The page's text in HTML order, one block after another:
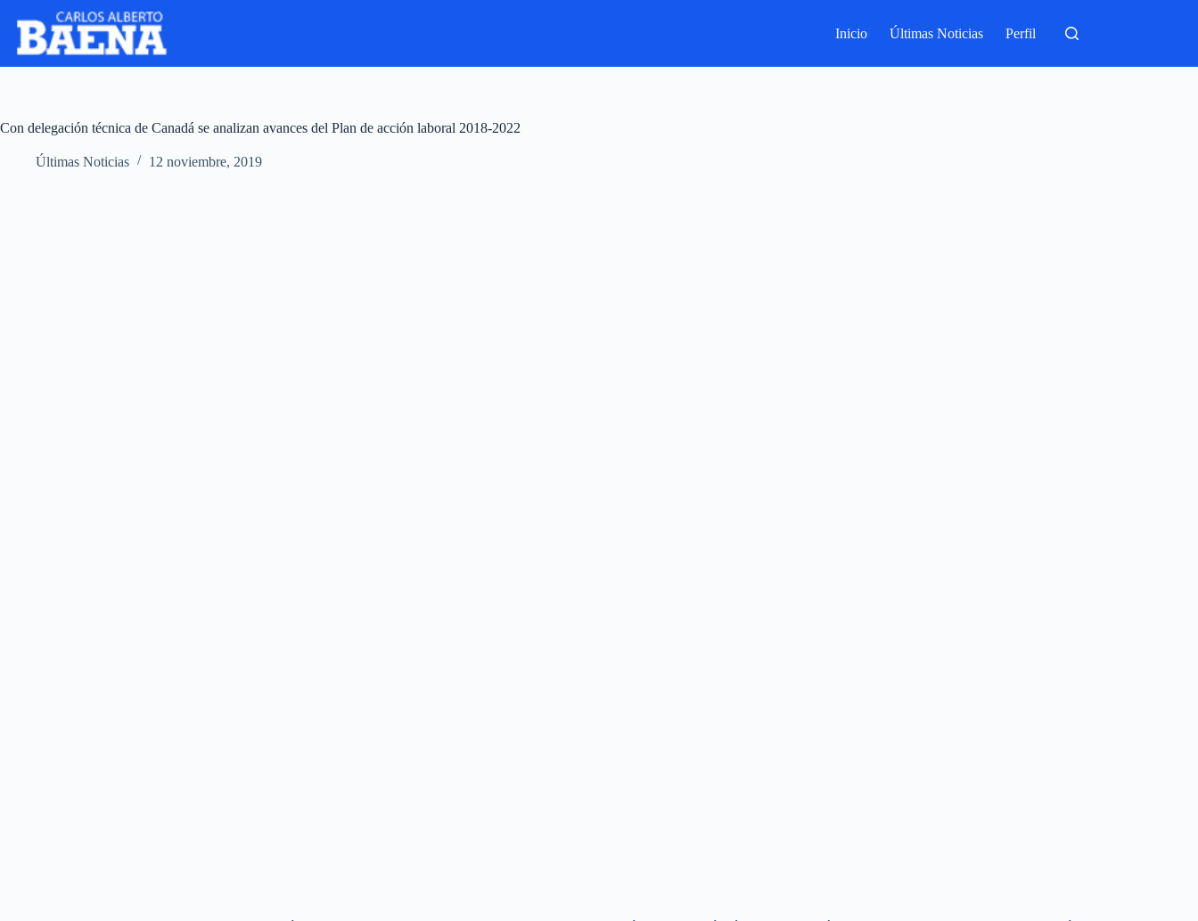
Inicio Últimas Noticias Perfil
Con delegación técnica de Canadá se analizan avances del Plan de acción laboral 2018-2022
Últimas Noticias 12 noviembre, 2019